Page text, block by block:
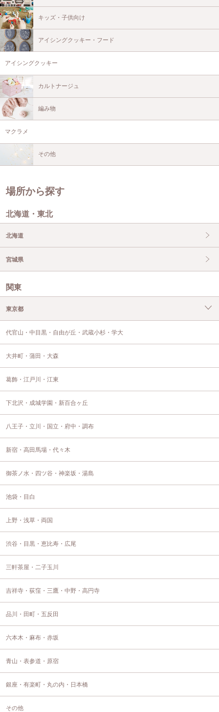
キッズ・子供向け
アイシングクッキー・フード
アイシングクッキー
カルトナージュ
編み物
マクラメ
その他
場所から探す
北海道・東北
北海道
宮城県
関東
東京都
代官山・中目黒・自由が丘・武蔵小杉・学大
大井町・蒲田・大森
葛飾・江戸川・江東
下北沢・成城学園・新百合ヶ丘
八王子・立川・国立・府中・調布
新宿・高田馬場・代々木
御茶ノ水・四ツ谷・神楽坂・湯島
池袋・目白
上野・浅草・両国
渋谷・目黒・恵比寿・広尾
三軒茶屋・二子玉川
吉祥寺・荻窪・三鷹・中野・高円寺
品川・田町・五反田
六本木・麻布・赤坂
青山・表参道・原宿
銀座・有楽町・丸の内・日本橋
その他